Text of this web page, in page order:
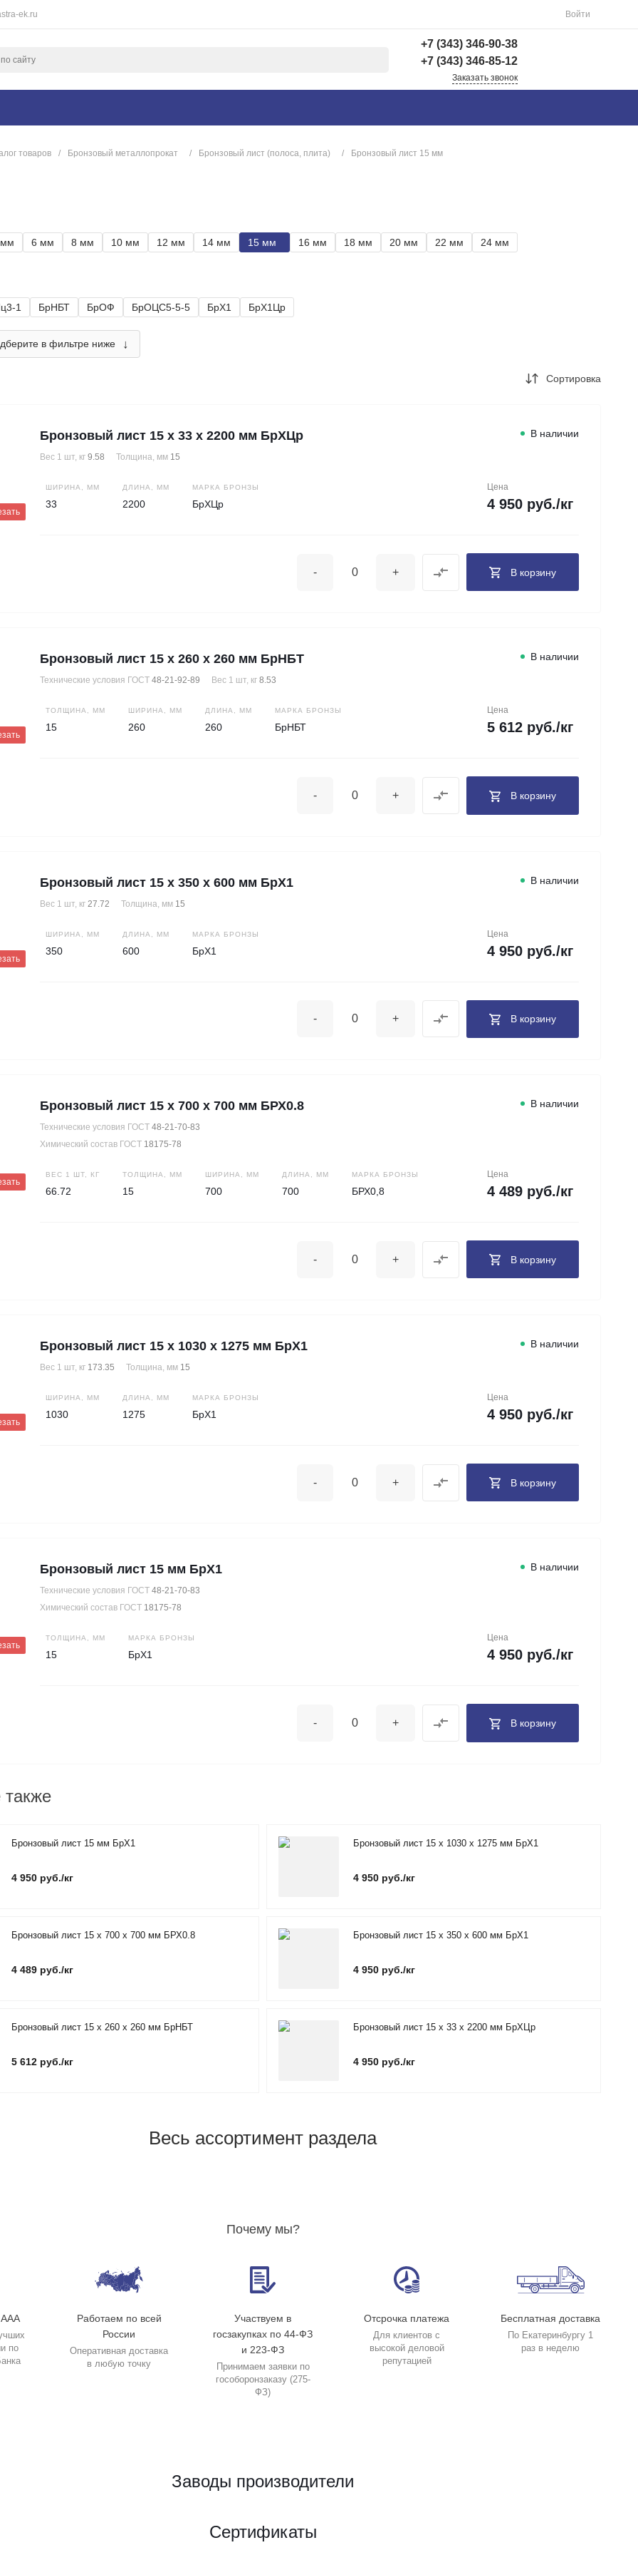
ek.ru Войти
+7 (343) 346-90-38
+7 (343) 346-85-12
г. Екатеринбург,
г. Березовский,
Березовский тракт 3
Заказать звонок
товаров / Бронзовый металлопрокат / Бронзовый лист (полоса, плита) / Бронзовый лист 15 мм
6 мм 8 мм 10 мм 12 мм 14 мм 15 мм 16 мм 18 мм 20 мм 22 мм 24 мм
1 БрНБТ БрОФ БрОЦС5-5-5 БрХ1 БрХ1Цр
в фильтре ниже ↓
Сортировка
Бронзовый лист 15 х 33 х 2200 мм БрХЦр
Вес 1 шт, кг 9.58 Толщина, мм 15
В наличии
ШИРИНА, ММ
33
ДЛИНА, ММ
2200
МАРКА БРОНЗЫ
БрХЦр
Цена
4 950 руб./кг
- + В корзину
Бронзовый лист 15 х 260 х 260 мм БрНБТ
Технические условия ГОСТ 48-21-92-89 Вес 1 шт, кг 8.53
В наличии
ТОЛЩИНА, ММ
15
ШИРИНА, ММ
260
ДЛИНА, ММ
260
МАРКА БРОНЗЫ
БрНБТ
Цена
5 612 руб./кг
- + В корзину
Бронзовый лист 15 х 350 х 600 мм БрХ1
Вес 1 шт, кг 27.72 Толщина, мм 15
В наличии
ШИРИНА, ММ
350
ДЛИНА, ММ
600
МАРКА БРОНЗЫ
БрХ1
Цена
4 950 руб./кг
- + В корзину
Бронзовый лист 15 х 700 х 700 мм БРХ0.8
Технические условия ГОСТ 48-21-70-83
Химический состав ГОСТ 18175-78
В наличии
ВЕС 1 ШТ, КГ
66.72
ТОЛЩИНА, ММ
15
ШИРИНА, ММ
700
ДЛИНА, ММ
700
МАРКА БРОНЗЫ
БРХ0,8
Цена
4 489 руб./кг
- + В корзину
Бронзовый лист 15 х 1030 х 1275 мм БрХ1
Вес 1 шт, кг 173.35 Толщина, мм 15
В наличии
ШИРИНА, ММ
1030
ДЛИНА, ММ
1275
МАРКА БРОНЗЫ
БрХ1
Цена
4 950 руб./кг
- + В корзину
Бронзовый лист 15 мм БрХ1
Технические условия ГОСТ 48-21-70-83
Химический состав ГОСТ 18175-78
В наличии
ТОЛЩИНА, ММ
15
МАРКА БРОНЗЫ
БрХ1
Цена
4 950 руб./кг
- + В корзину
также
Бронзовый лист 15 мм БрХ1
4 950 руб./кг
Бронзовый лист 15 х 1030 х 1275 мм БрХ1
4 950 руб./кг
Бронзовый лист 15 х 700 х 700 мм БРХ0.8
4 489 руб./кг
Бронзовый лист 15 х 350 х 600 мм БрХ1
4 950 руб./кг
Бронзовый лист 15 х 260 х 260 мм БрНБТ
5 612 руб./кг
Бронзовый лист 15 х 33 х 2200 мм БрХЦр
4 950 руб./кг
Весь ассортимент раздела
Почему мы?
ААА
по
Работаем по всей
России
Оперативная доставка
в любую точку
Участвуем в
госзакупках по 44-ФЗ
и 223-ФЗ
Принимаем заявки по
гособоронзаказу (275-
ФЗ)
Отсрочка платежа
Для клиентов с
высокой деловой
репутацией
Бесплатная доставка
По Екатеринбургу 1
раз в неделю
Заводы производители
Сертификаты